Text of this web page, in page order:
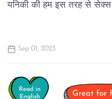
यनिकी की हम इस तरह से
Sep 01, 2023